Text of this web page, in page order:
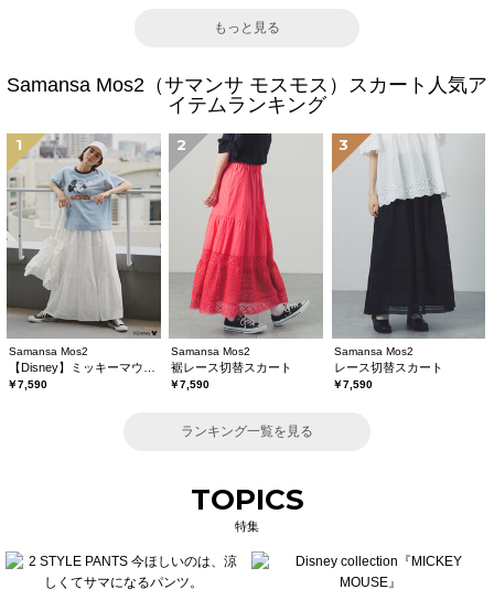
もっと見る
Samansa Mos2（サマンサ モスモス）スカート人気ア
イテムランキング
1
Samansa Mos2
￥7,590
2
Samansa Mos2
裾レース切替スカート
￥7,590
3
Samansa Mos2
レース切替スカート
￥7,590
ランキング一覧を見る
TOPICS
特集